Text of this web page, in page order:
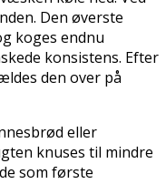
Den øverste
koges endnu
konsistens. Efter
den over på
eller
knuses til mindre
som første